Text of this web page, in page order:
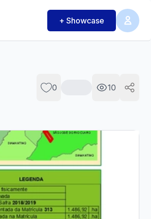
+ Showcase
0 10